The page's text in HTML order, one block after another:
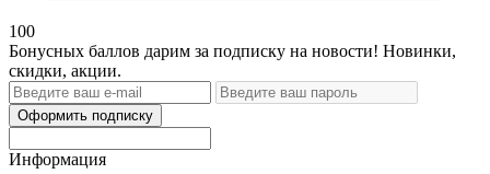
100
Бонусных баллов дарим за подписку на новости! Новинки,
скидки, акции.
Оформить подписку
Информация